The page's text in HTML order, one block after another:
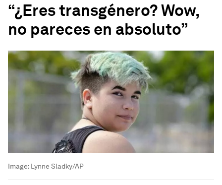
“¿Eres transgénero? Wow,
no pareces en absoluto”
Image: Lynne Sladky/AP